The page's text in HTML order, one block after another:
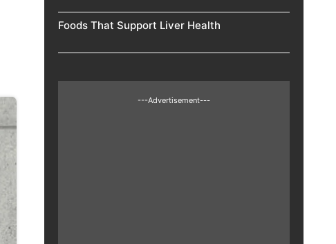
Foods That Support Liver Health
---Advertisement---